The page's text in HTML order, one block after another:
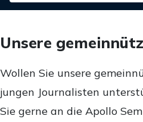
Unsere
Wollen Sie unsere
jungen Journalisten
Sie gerne an die Apollo